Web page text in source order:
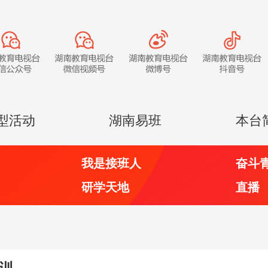
活动 湖南易班 本台
我是接班人
奋斗
研学天地
直播